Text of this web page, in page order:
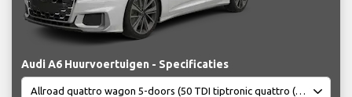
Audi A6 Huurvoertuigen - Specificaties